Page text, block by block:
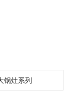
锅灶系列